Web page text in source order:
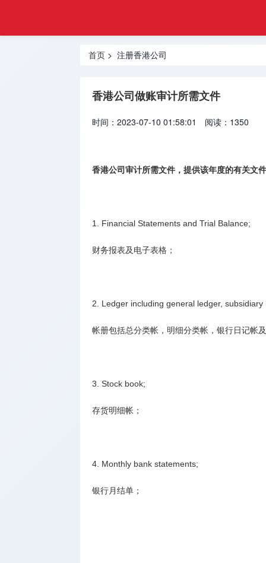
注册
登记
网
公司
公司
注册美国
注册海外
牌照
海外银行
公司银行
首页 > 注册香港公司
香港公司做账审计所需文件
时间：2023-07-10 01:58:01 阅读：1350
香港公司审计所需文件，提供该年度的有关文
1. Financial Statements and Trial Balance;
财务报表及电子表格；
2. Ledger including general ledger,
帐册包括总分类帐，明细分类帐，银行日记帐
3. Stock book;
存货明细帐；
4. Monthly bank statements;
银行月结单；